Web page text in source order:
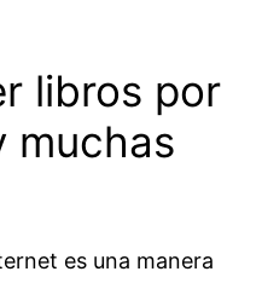
libros por
muchas
es una manera